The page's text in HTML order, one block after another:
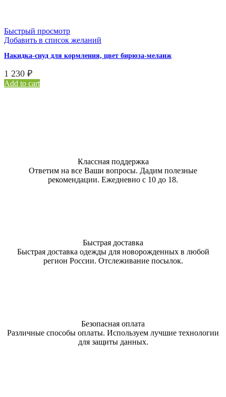
Быстрый просмотр
Добавить в список желаний
Накидка-снуд для кормления, цвет бирюза-меланж
1 230 ₽
Add to cart
Классная поддержка
Ответим на все Ваши вопросы. Дадим полезные
рекомендации. Ежедневно с 10 до 18.
Быстрая доставка
Быстрая доставка одежды для новорожденных в любой
регион России. Отслеживание посылок.
Безопасная оплата
Различные способы оплаты. Используем лучшие технологии
для защиты данных.